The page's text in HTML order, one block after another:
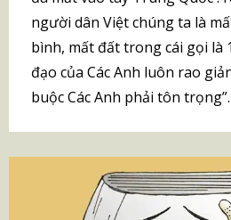
người dân Việt chúng ta là
bình, mất đất trong cái gọi là
đạo của Các Anh luôn rao
buộc Các Anh phải tôn trọng”.